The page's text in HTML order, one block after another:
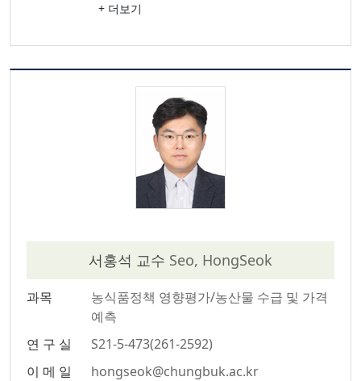
+ 더보기
서홍석 교수 Seo, HongSeok
과목
농식품정책 영향평가/농산물 수급 및 가격
예측
연 구 실
S21-5-473(261-2592)
이 메 일
hongseok@chungbuk.ac.kr